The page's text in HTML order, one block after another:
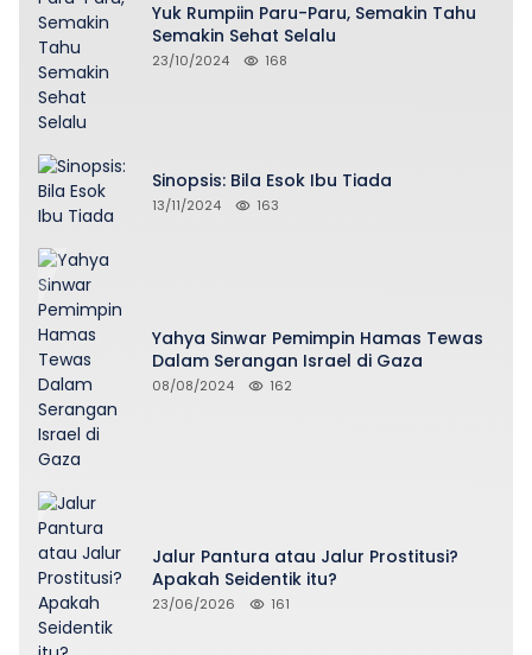
Yuk Rumpiin Paru-Paru, Semakin Tahu
Semakin Sehat Selalu
23/10/2024 168
Sinopsis: Bila Esok Ibu Tiada
13/11/2024 163
Yahya Sinwar Pemimpin Hamas Tewas
Dalam Serangan Israel di Gaza
08/08/2024 162
Jalur Pantura atau Jalur Prostitusi?
Apakah Seidentik itu?
23/06/2026 161